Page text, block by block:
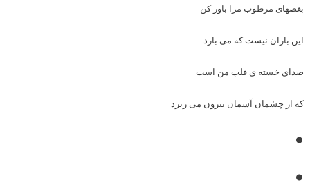
بغضهای مرطوب مرا باور کن
این باران نیست که می بارد
صدای خسته ی قلب من است
که از چشمان آسمان بیرون می ریزد
•
•